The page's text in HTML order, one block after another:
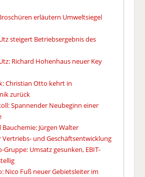
erläutern Umweltsiegel
steigert Betriebsergebnis des
Richard Hohenhaus neuer Key
Christian Otto kehrt in
zurück
Spannender Neubeginn einer
Bauchemie: Jürgen Walter
und Geschäftsentwicklung
Gruppe: Umsatz gesunken, EBIT-
Nico Fuß neuer Gebietsleiter im